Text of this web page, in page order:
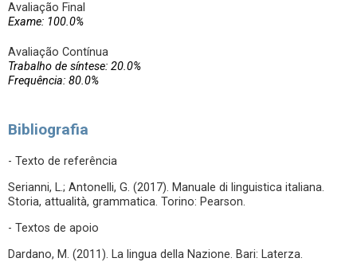
Avaliação Final
Exame: 100.0%
Avaliação Contínua
Trabalho de síntese: 20.0%
Frequência: 80.0%
Bibliografia
- Texto de referência
Serianni, L.; Antonelli, G. (2017). Manuale di linguistica italiana.
Storia, attualità, grammatica. Torino: Pearson.
- Textos de apoio
Dardano, M. (2011). La lingua della Nazione. Bari: Laterza.